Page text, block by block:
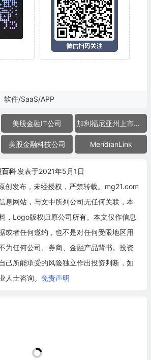
软件/SaaS/APP
美股金融IT公司 加利福尼亚州上市公司
美股金融科技公司 MeridianLink
科 发表于2021年5月1日
创发布，未经授权，严禁转载。mg21.com
息网站，与文中所列公司无任何关联，本
，Logo版权归原公司所有。本文仅作信息
或者任何邀约，也不是对任何受限地区用
为任何公司、券商、金融产品背书。投资
己所能承受的风险独立作出投资判断，如
人士咨询。 免责声明